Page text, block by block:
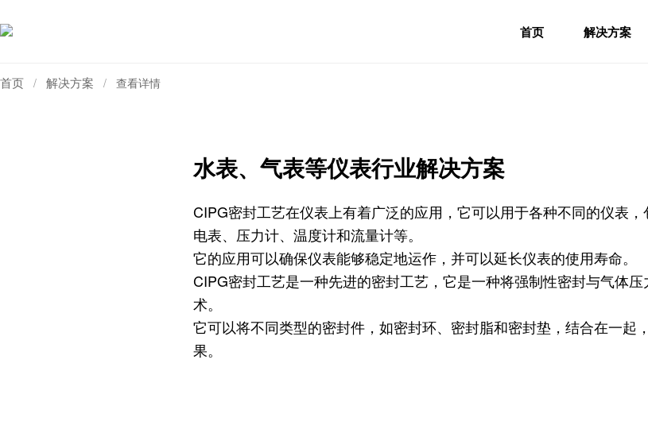
首页 解决方案
首页 / 解决方案 / 查看详情
水表、气表等仪表行业解决方案
CIPG密封工艺在仪表上有着广泛的应用，它可以用于各种不同的仪表，
电表、压力计、温度计和流量计等。
它的应用可以确保仪表能够稳定地运作，并可以延长仪表的使用寿命。
CIPG密封工艺是一种先进的密封工艺，它是一种将强制性密封与气体
术。
它可以将不同类型的密封件，如密封环、密封脂和密封垫，结合在一起
果。